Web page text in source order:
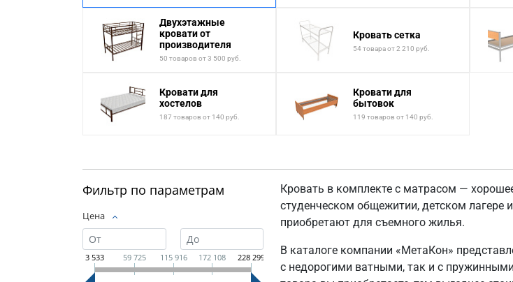
Двухэтажные
кровати от
производителя
50 товаров от 3 500 руб.
Кровать сетка
54 товара от 2 210 руб.
Кровати для
хостелов
187 товаров от 140 руб.
Кровати для
бытовок
119 товаров от 140 руб.
Фильтр по параметрам
Цена
3 533 59 725 115 916 172 108 228 299
Кровать в комплекте с матрасом —
студенческом общежитии, детском лагере
приобретают для съемного жилья.
В каталоге компании «МетаКон»
с недорогими ватными, так и с